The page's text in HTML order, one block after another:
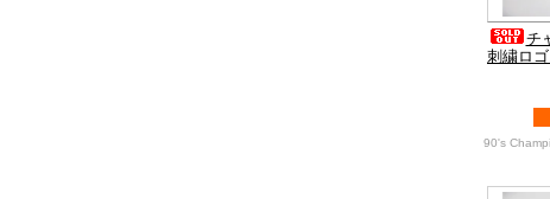
チ
刺繍ロ
90's